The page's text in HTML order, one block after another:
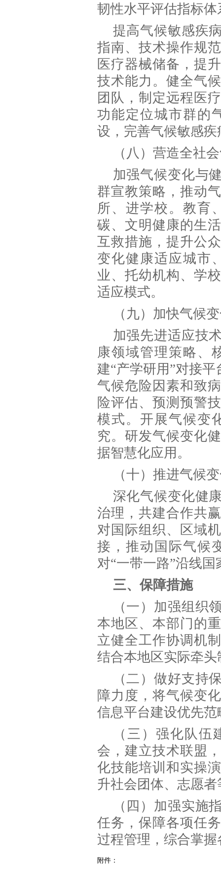
韧性水平评估指标
提高气候敏感疾
指南、技术操作规
医疗器械储备，提
技术能力。健全气
团队，制定远程医
功能定位城市群的
设，完善气候敏感
（八）营造全社
加强气候变化与
群宣教策略，推动
所、进学校。教育
碳、文明健康的生
互救措施，提升公
变化健康适应城市
业、托幼机构、学
适应模式。
（九）加快气候
加强先进适应技
康领域管理策略、
建“产学研用”对接
气候危险因素和致
险评估、预测预警
模式。开展气候变
究。研发气候变化
据智慧化应用。
（十）推进气候
深化气候变化健
治理，共建合作共
对国际组织、区域
接，推动国际气候
对“一带一路”沿线
三、保障措施
（一）加强组织
本地区、本部门的
立健全工作协调机
结合本地区实际牵
（二）做好支持
障力度，将气候变
信息平台建设优先范
（三）强化队
会，建立技术联盟
化技能培训和实操
升社会团体、志愿
（四）加强实施
任务，保障各项任
过程管理，综合掌
附件：